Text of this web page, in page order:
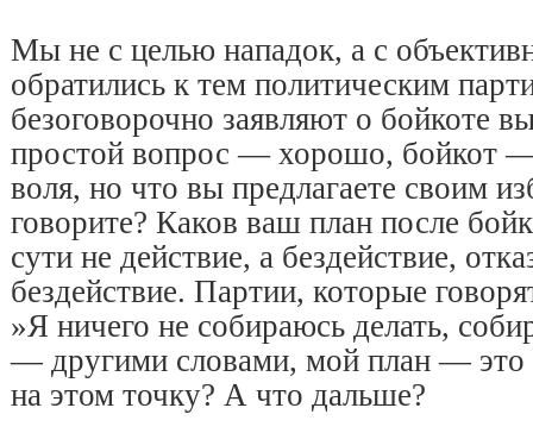
Мы не с целью нападок, а с
обратились к тем политическим
безоговорочно заявляют о бойкоте
простой вопрос — хорошо, бойкот
воля, но что вы предлагаете своим
говорите? Каков ваш план после
сути не действие, а бездействие,
бездействие. Партии, которые
»Я ничего не собираюсь делать,
— другими словами, мой план — это
на этом точку? А что дальше?